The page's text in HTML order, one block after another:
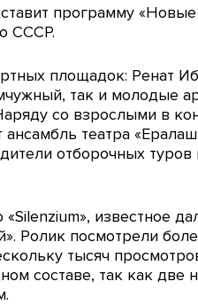
программу
СССР.
площадок: Ренат
так и молодые
со взрослыми в
театра
отборочных туров
известное
Ролик посмотрели
тысяч
составе, так как две